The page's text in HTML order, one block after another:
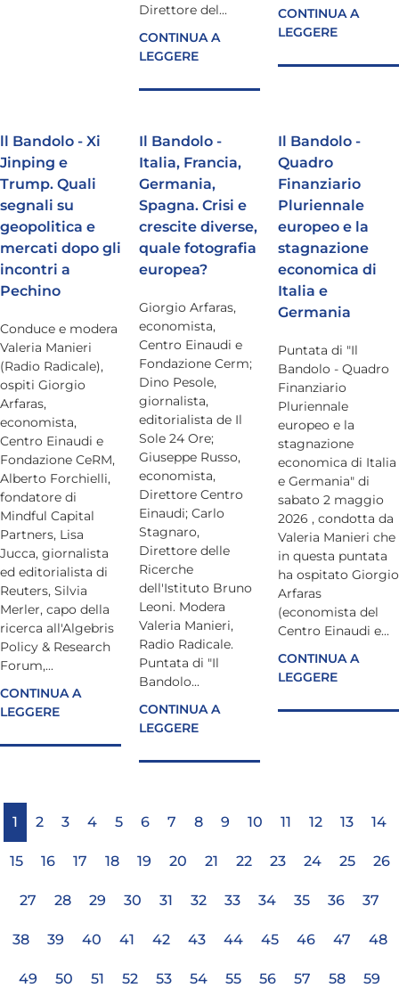
Direttore del...
CONTINUA A
LEGGERE
CONTINUA A
LEGGERE
ll Bandolo - Xi
Jinping e
Trump. Quali
segnali su
geopolitica e
mercati dopo gli
incontri a
Pechino
Conduce e modera
Valeria Manieri
(Radio Radicale),
ospiti Giorgio
Arfaras,
economista,
Centro Einaudi e
Fondazione CeRM,
Alberto Forchielli,
fondatore di
Mindful Capital
Partners, Lisa
Jucca, giornalista
ed editorialista di
Reuters, Silvia
Merler, capo della
ricerca all'Algebris
Policy & Research
Forum,...
CONTINUA A
LEGGERE
Il Bandolo -
Italia, Francia,
Germania,
Spagna. Crisi e
crescite diverse,
quale fotografia
europea?
Giorgio Arfaras,
economista,
Centro Einaudi e
Fondazione Cerm;
Dino Pesole,
giornalista,
editorialista de Il
Sole 24 Ore;
Giuseppe Russo,
economista,
Direttore Centro
Einaudi; Carlo
Stagnaro,
Direttore delle
Ricerche
dell'Istituto Bruno
Leoni. Modera
Valeria Manieri,
Radio Radicale.
Puntata di "Il
Bandolo...
CONTINUA A
LEGGERE
Il Bandolo -
Quadro
Finanziario
Pluriennale
europeo e la
stagnazione
economica di
Italia e
Germania
Puntata di "Il
Bandolo - Quadro
Finanziario
Pluriennale
europeo e la
stagnazione
economica di Italia
e Germania" di
sabato 2 maggio
2026 , condotta da
Valeria Manieri che
in questa puntata
ha ospitato Giorgio
Arfaras
(economista del
Centro Einaudi e...
CONTINUA A
LEGGERE
1 2 3 4 5 6 7 8 9 10 11 12 13 14
15 16 17 18 19 20 21 22 23 24 25 26
27 28 29 30 31 32 33 34 35 36 37
38 39 40 41 42 43 44 45 46 47 48
49 50 51 52 53 54 55 56 57 58 59